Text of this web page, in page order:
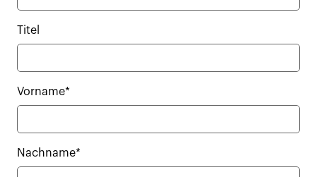
Titel
Vorname*
Nachname*